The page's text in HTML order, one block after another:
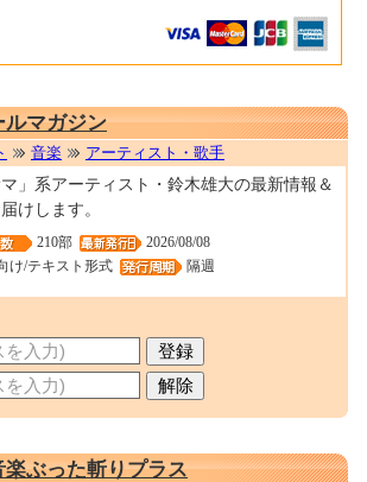
ルマガジン
音楽 アーティスト・歌手
」系アーティスト・鈴木雄大の最新情報＆
けします。
210部
2026/08/08
け/テキスト形式
隔週
ぶった斬りプラス